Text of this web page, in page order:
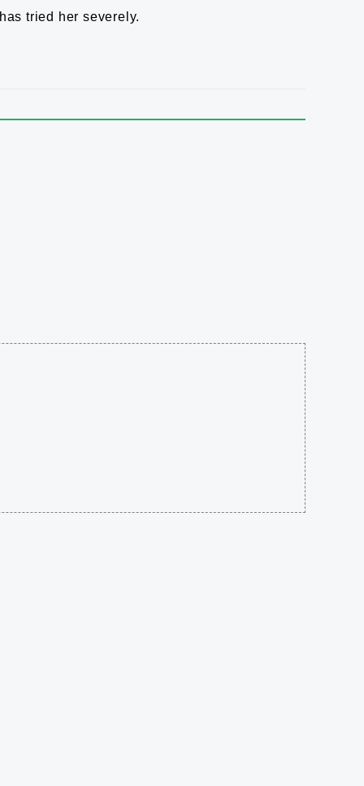
tried her severely.